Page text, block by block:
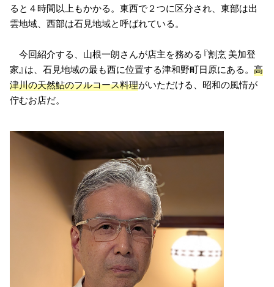
ると４時間以上もかかる。東西で２つに区分され、東部は出
雲地域、西部は石見地域と呼ばれている。
今回紹介する、山根一朗さんが店主を務める『割烹 美加登
家』は、石見地域の最も西に位置する津和野町日原にある。 高
津川の天然鮎のフルコース料理がいただける、昭和の風情が
佇むお店だ。